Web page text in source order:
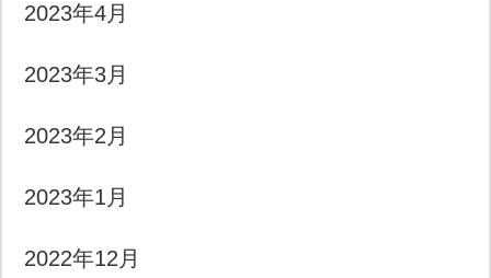
2023年4月
2023年3月
2023年2月
2023年1月
2022年12月